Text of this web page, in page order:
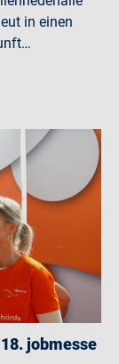
in einen
jobmesse